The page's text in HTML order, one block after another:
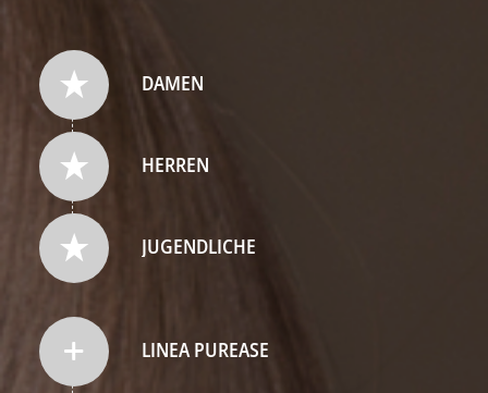
DAMEN
HERREN
JUGENDLICHE
LINEA PUREASE